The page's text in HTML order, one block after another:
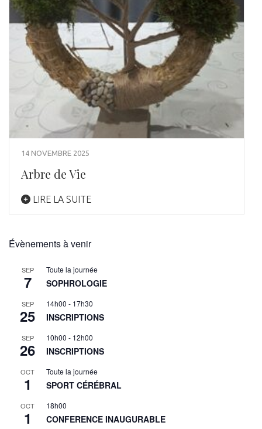
14 NOVEMBRE 2025
Arbre de Vie
LIRE LA SUITE
Évènements à venir
SEP
7
Toute la journée
SOPHROLOGIE
SEP
25
14h00 - 17h30
INSCRIPTIONS
SEP
26
10h00 - 12h00
INSCRIPTIONS
OCT
1
Toute la journée
SPORT CÉRÉBRAL
OCT
1
18h00
CONFERENCE INAUGURABLE